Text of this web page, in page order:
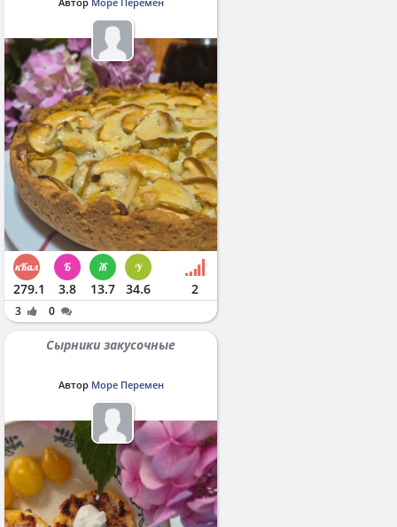
279.1 3.8 13.7 34.6 2
3 0
Сырники закусочные
Автор Море Перемен